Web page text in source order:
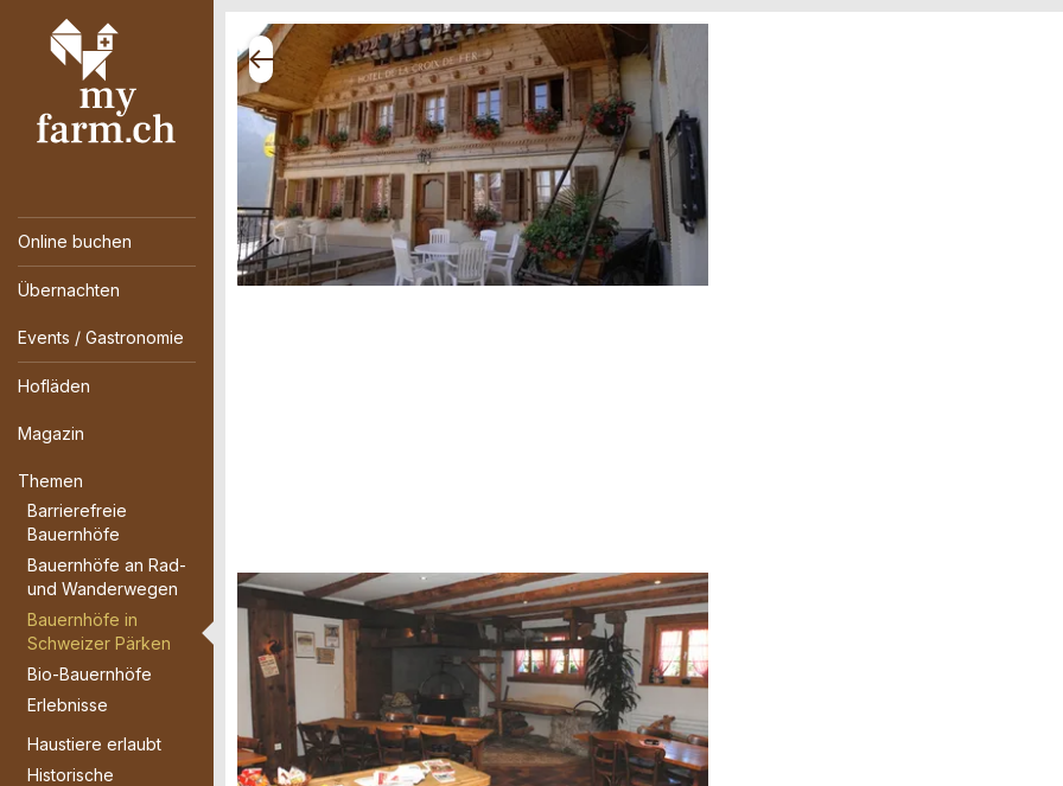
Online buchen
Übernachten
Events / Gastronomie
Hofläden
Magazin
Themen
Barrierefreie
Bauernhöfe
Bauernhöfe an Rad-
und Wanderwegen
Bauernhöfe in
Schweizer Pärken
Bio-Bauernhöfe
Erlebnisse
Haustiere erlaubt
Historische